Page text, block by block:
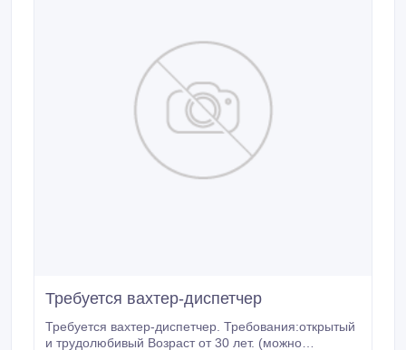
Требуется вахтер-диспетчер
Требуется вахтер-диспетчер. Требования:открытый
и трудолюбивый Возраст от 30 лет. (можно